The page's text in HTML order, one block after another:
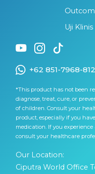
Uji
+62 851-7968-
*This product has not been
diagnose, treat, cure, or
of children. Consult your
product, especially if you
medication. If you
consult your healthcare
Our Location:
Ciputra World Office